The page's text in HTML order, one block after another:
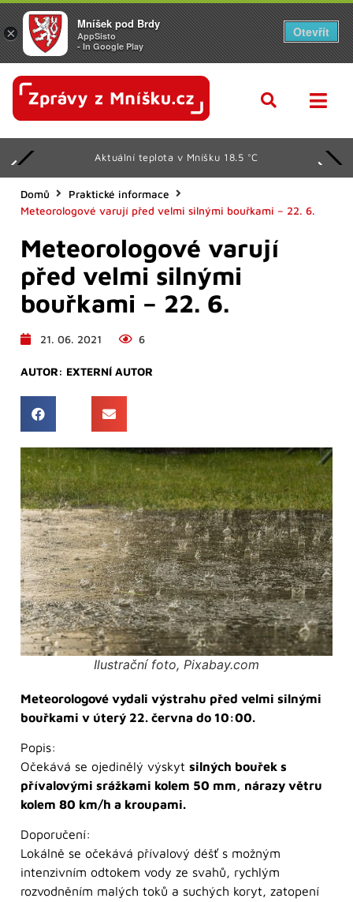
Aktuální teplota v Mníšku 18.5 °C
Domů
Praktické informace
Meteorologové varují před velmi silnými bouřkami – 22. 6.
Meteorologové varují
před velmi silnými
bouřkami – 22. 6.
21. 06. 2021 6
AUTOR: EXTERNÍ AUTOR
Ilustrační foto, Pixabay.com
Meteorologové vydali výstrahu před velmi silnými
bouřkami v úterý 22. června do 10:00.
Popis:
Očekává se ojedinělý výskyt silných bouřek s
přívalovými srážkami kolem 50 mm, nárazy větru
kolem 80 km/h a kroupami.
Doporučení:
Lokálně se očekává přívalový déšť s možným
intenzivním odtokem vody ze svahů, rychlým
rozvodněním malých toků a suchých koryt, zatopení
×
Mníšek pod Brdy
AppSisto
- In Google Play
Otevřít